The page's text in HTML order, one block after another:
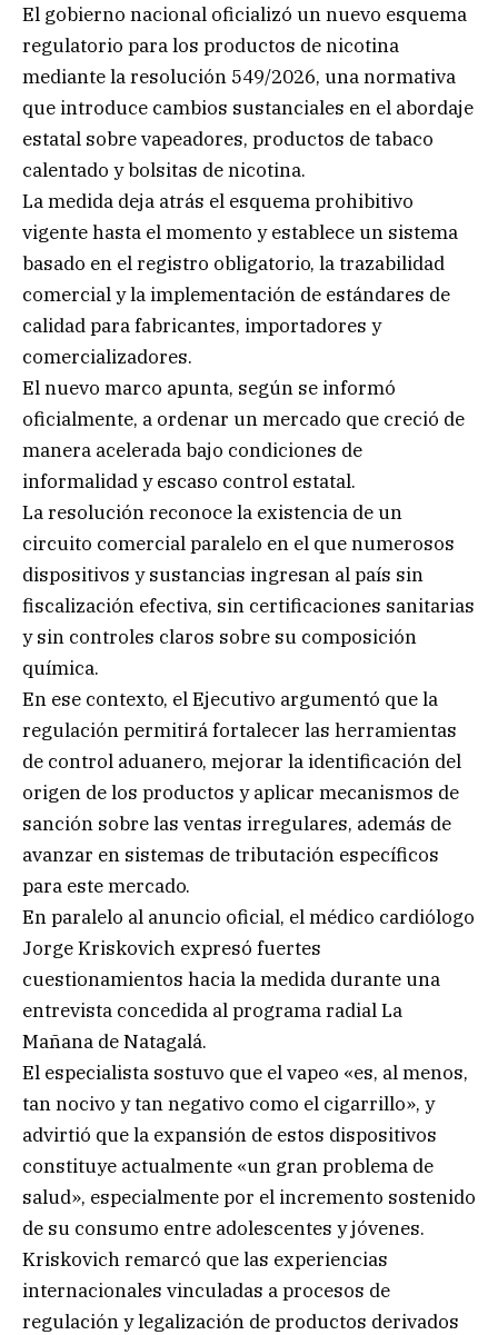
El gobierno nacional oficializó un nuevo esquema
regulatorio para los productos de nicotina
mediante la resolución 549/2026, una normativa
que introduce cambios sustanciales en el abordaje
estatal sobre vapeadores, productos de tabaco
calentado y bolsitas de nicotina.
La medida deja atrás el esquema prohibitivo
vigente hasta el momento y establece un sistema
basado en el registro obligatorio, la trazabilidad
comercial y la implementación de estándares de
calidad para fabricantes, importadores y
comercializadores.
El nuevo marco apunta, según se informó
oficialmente, a ordenar un mercado que creció de
manera acelerada bajo condiciones de
informalidad y escaso control estatal.
La resolución reconoce la existencia de un
circuito comercial paralelo en el que numerosos
dispositivos y sustancias ingresan al país sin
fiscalización efectiva, sin certificaciones sanitarias
y sin controles claros sobre su composición
química.
En ese contexto, el Ejecutivo argumentó que la
regulación permitirá fortalecer las herramientas
de control aduanero, mejorar la identificación del
origen de los productos y aplicar mecanismos de
sanción sobre las ventas irregulares, además de
avanzar en sistemas de tributación específicos
para este mercado.
En paralelo al anuncio oficial, el médico cardiólogo
Jorge Kriskovich expresó fuertes
cuestionamientos hacia la medida durante una
entrevista concedida al programa radial La
Mañana de Natagalá.
El especialista sostuvo que el vapeo «es, al menos,
tan nocivo y tan negativo como el cigarrillo», y
advirtió que la expansión de estos dispositivos
constituye actualmente «un gran problema de
salud», especialmente por el incremento sostenido
de su consumo entre adolescentes y jóvenes.
Kriskovich remarcó que las experiencias
internacionales vinculadas a procesos de
regulación y legalización de productos derivados